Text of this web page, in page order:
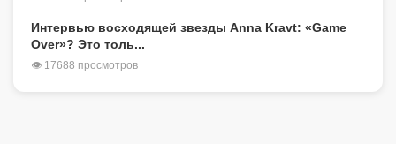
Интервью восходящей звезды Anna Kravt: «Game
Over»? Это толь...
👁 17688 просмотров